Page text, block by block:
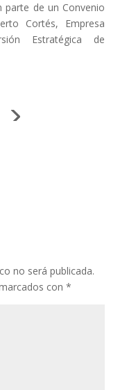
de un Convenio
Cortés, Empresa
Estratégica de
no será publicada.
con *